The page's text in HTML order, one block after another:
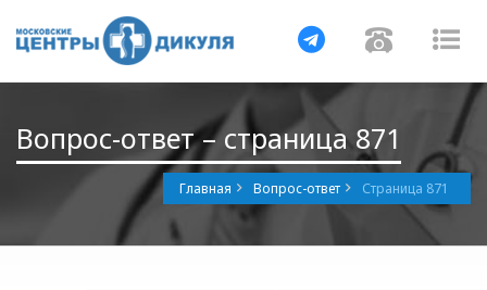
Навигация
Вопрос-ответ – страница 871
Главная Вопрос-ответ Страница 871